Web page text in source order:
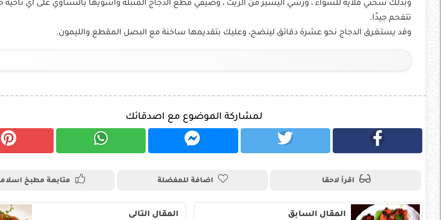
وبذلك سخني قلاية للشواء ، ورشي اليسير من الزيت ، وضيفي قطع الدجاج المتبلة واشويها بالتساوي على أي ناحية
تتفحم جيدًا.
وقد يستغرق الدجاج نحو عشرة دقائق لينضج، وعليك بتقديمها ساخنة مع البصل المقطع والليمون.
لمشاركة الموضوع مع اصدقائك
اقرأ لاحقا اضافة للمفضلة متابعة مطبخ
المقال السابق المقال التالى